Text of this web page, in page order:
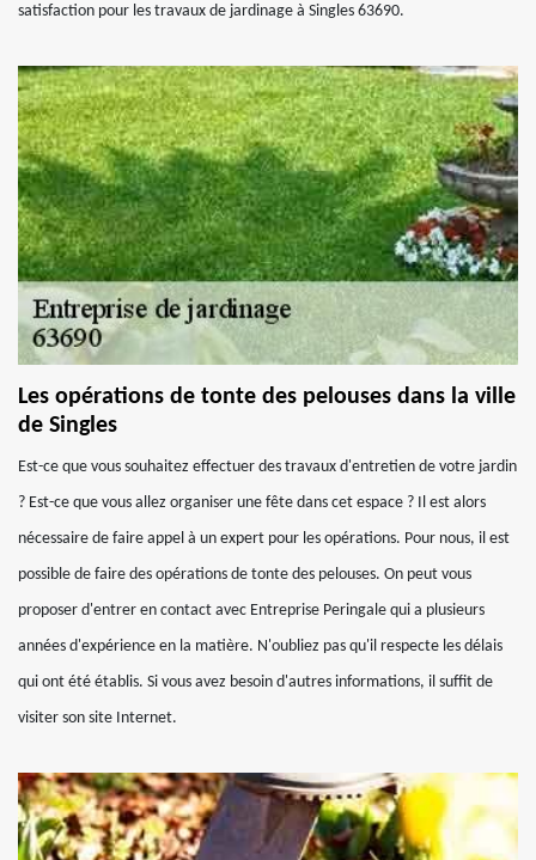
satisfaction pour les travaux de jardinage à Singles 63690.
Les opérations de tonte des pelouses dans la ville
de Singles
Est-ce que vous souhaitez effectuer des travaux d'entretien de votre jardin
? Est-ce que vous allez organiser une fête dans cet espace ? Il est alors
nécessaire de faire appel à un expert pour les opérations. Pour nous, il est
possible de faire des opérations de tonte des pelouses. On peut vous
proposer d'entrer en contact avec Entreprise Peringale qui a plusieurs
années d'expérience en la matière. N'oubliez pas qu'il respecte les délais
qui ont été établis. Si vous avez besoin d'autres informations, il suffit de
visiter son site Internet.